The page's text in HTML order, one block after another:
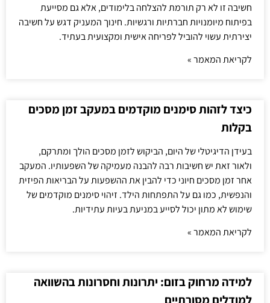
חשיבה זו לא רק תורמת להצלחה בלימודים, אלא גם מסייעת
בפיתוח מיומנויות חברתיות ורגשיות. חינוך המעניק דגש על חשיבה
יצירתית עשוי להוביל לפריחה אישית ומקצועית בעתיד.
לקריאת המאמר »
כיצד לזהות סימנים מוקדמים במעקב זמן מסכים
בקלות
בעידן הדיגיטלי של היום, הביקוש לזמן מסכים הולך ומתרקם,
ולאור זאת יש חשיבות רבה להבנה מעמיקה של השפעותיו. המעקב
אחר זמן מסכים חיוני כדי להבין את ההשפעות על הבריאות הפיזית
והנפשית, כמו גם על התפתחות הילד. זיהוי סימנים מוקדמים של
שימוש לא מתון יכול לסייע במניעת בעיות עתידיות.
לקריאת המאמר »
למידה מרחוק בזום: יתרונות וחסרונות בהשוואה